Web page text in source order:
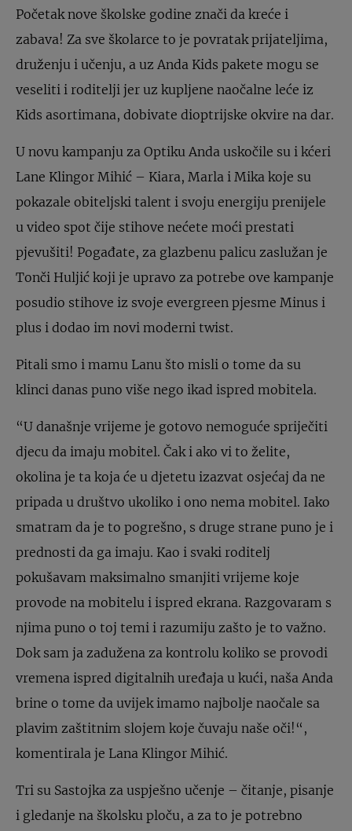
Početak nove školske godine znači da kreće i
zabava! Za sve školarce to je povratak prijateljima,
druženju i učenju, a uz Anda Kids pakete mogu se
veseliti i roditelji jer uz kupljene naočalne leće iz
Kids asortimana, dobivate dioptrijske okvire na dar.
U novu kampanju za Optiku Anda uskočile su i kćeri
Lane Klingor Mihić – Kiara, Marla i Mika koje su
pokazale obiteljski talent i svoju energiju prenijele
u video spot čije stihove nećete moći prestati
pjevušiti! Pogađate, za glazbenu palicu zaslužan je
Tonči Huljić koji je upravo za potrebe ove kampanje
posudio stihove iz svoje evergreen pjesme Minus i
plus i dodao im novi moderni twist.
Pitali smo i mamu Lanu što misli o tome da su
klinci danas puno više nego ikad ispred mobitela.
“U današnje vrijeme je gotovo nemoguće spriječiti
djecu da imaju mobitel. Čak i ako vi to želite,
okolina je ta koja će u djetetu izazvat osjećaj da ne
pripada u društvo ukoliko i ono nema mobitel. Iako
smatram da je to pogrešno, s druge strane puno je i
prednosti da ga imaju. Kao i svaki roditelj
pokušavam maksimalno smanjiti vrijeme koje
provode na mobitelu i ispred ekrana. Razgovaram s
njima puno o toj temi i razumiju zašto je to važno.
Dok sam ja zadužena za kontrolu koliko se provodi
vremena ispred digitalnih uređaja u kući, naša Anda
brine o tome da uvijek imamo najbolje naočale sa
plavim zaštitnim slojem koje čuvaju naše oči!“,
komentirala je Lana Klingor Mihić.
Tri su Sastojka za uspješno učenje – čitanje, pisanje
i gledanje na školsku ploču, a za to je potrebno